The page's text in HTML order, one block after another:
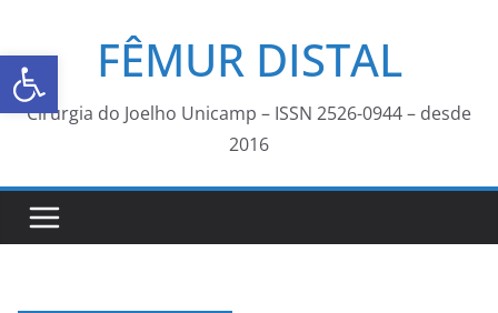
Abrir a barra de ferramentas
FÊMUR DISTAL
Cirurgia do Joelho Unicamp – ISSN 2526-0944 – desde
2016